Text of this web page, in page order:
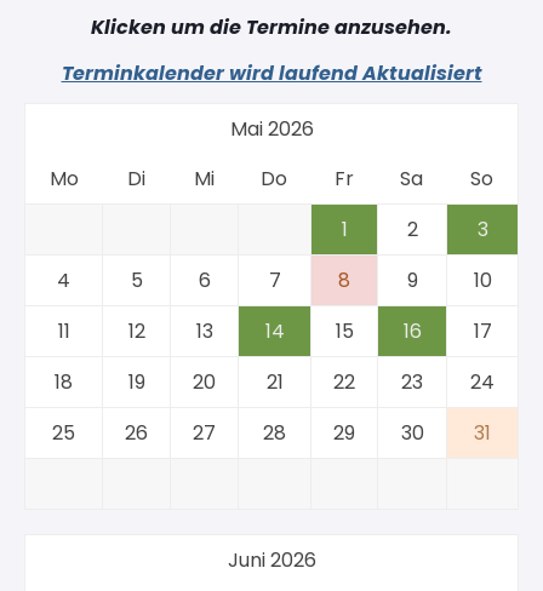
Klicken um die Termine anzusehen.
Terminkalender wird laufend Aktualisiert
Mai 2026
Mo
Di Mi Do Fr Sa
So
1
2
3
4
5 6 7 8 9
10
11
12 13 14 15 16
17
18
19 20 21 22 23
24
25
26 27 28 29 30 31
Juni 2026